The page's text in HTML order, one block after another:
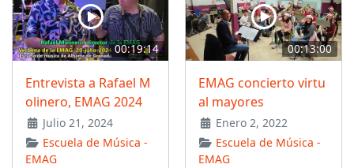
00:19:14
Entrevista a Rafael M
olinero, EMAG 2024
Julio 21, 2024
Escuela de Música -
EMAG
00:13:00
EMAG concierto virtu
al mayores
Enero 2, 2022
Escuela de Música -
EMAG